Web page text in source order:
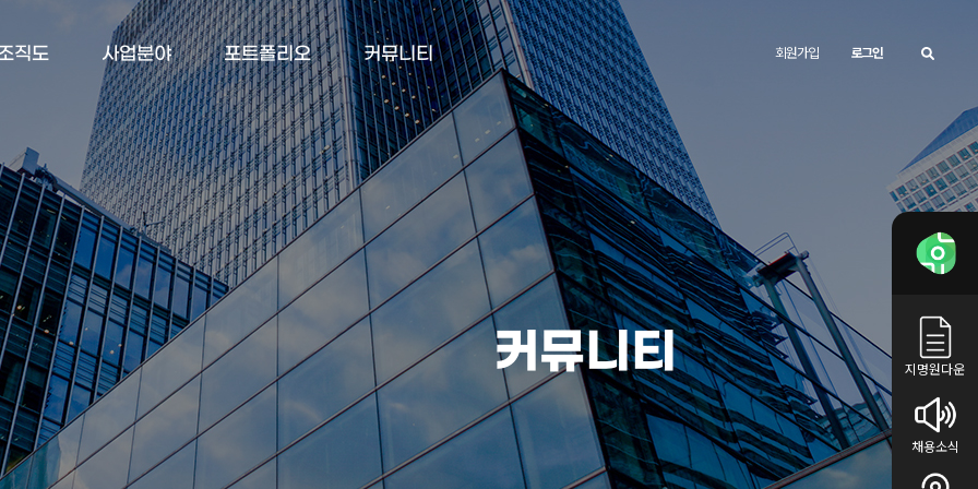
지명원다운
채용소식
직도 사업분야 포트폴리오 커뮤니티 회원가입 로그인
커뮤니티